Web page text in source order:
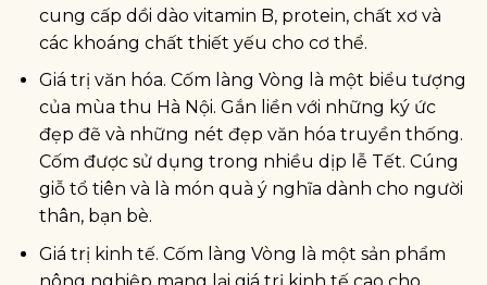
cung cấp dồi dào vitamin B, protein, chất xơ và
các khoáng chất thiết yếu cho cơ thể.
Giá trị văn hóa. Cốm làng Vòng là một biểu tượng
của mùa thu Hà Nội. Gắn liền với những ký ức
đẹp đẽ và những nét đẹp văn hóa truyền thống.
Cốm được sử dụng trong nhiều dịp lễ Tết. Cúng
giỗ tổ tiên và là món quà ý nghĩa dành cho người
thân, bạn bè.
Giá trị kinh tế. Cốm làng Vòng là một sản phẩm